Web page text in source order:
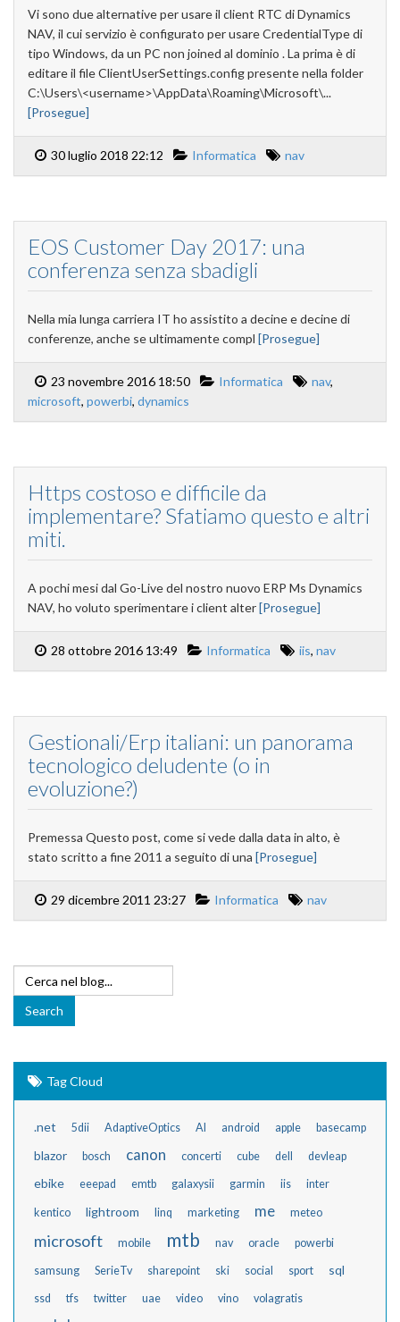
Vi sono due alternative per usare il client RTC di Dynamics
NAV, il cui servizio è configurato per usare CredentialType di
tipo Windows, da un PC non joined al dominio . La prima è di
editare il file ClientUserSettings.config presente nella folder
C:\Users\<username>\AppData\Roaming\Microsoft\...
[Prosegue]
30 luglio 2018 22:12 Informatica nav
EOS Customer Day 2017: una
conferenza senza sbadigli
Nella mia lunga carriera IT ho assistito a decine e decine di
conferenze, anche se ultimamente compl [Prosegue]
23 novembre 2016 18:50 Informatica nav,
microsoft, powerbi, dynamics
Https costoso e difficile da
implementare? Sfatiamo questo e altri
miti.
A pochi mesi dal Go-Live del nostro nuovo ERP Ms Dynamics
NAV, ho voluto sperimentare i client alter[Prosegue]
28 ottobre 2016 13:49 Informatica iis, nav
Gestionali/Erp italiani: un panorama
tecnologico deludente (o in
evoluzione?)
Premessa Questo post, come si vede dalla data in alto, è
stato scritto a fine 2011 a seguito di una [Prosegue]
29 dicembre 2011 23:27 Informatica nav
Tag Cloud
.net 5dii AdaptiveOptics AI android apple basecamp
blazor bosch canon concerti cube dell devleap
ebike eeepad emtb galaxysii garmin iis inter
kentico lightroom linq marketing me meteo
microsoft mobile mtb nav oracle powerbi
samsung SerieTv sharepoint ski social sport sql
ssd tfs twitter uae video vino volagratis